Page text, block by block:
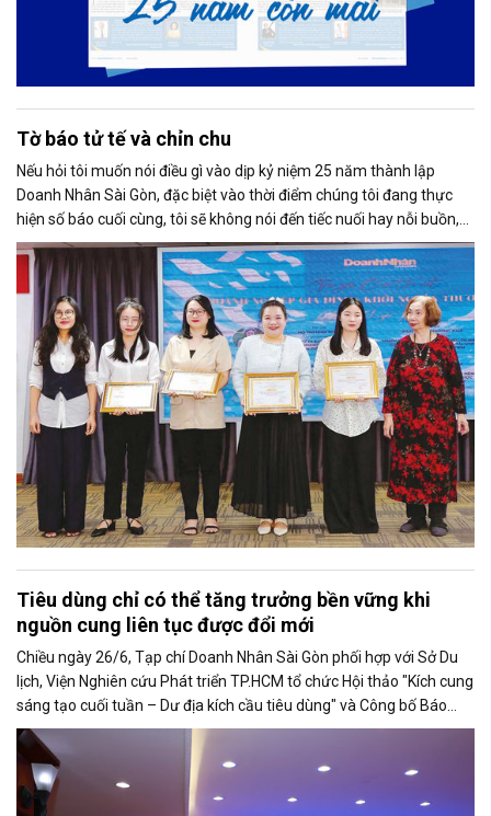
Tờ báo tử tế và chỉn chu
Nếu hỏi tôi muốn nói điều gì vào dịp kỷ niệm 25 năm thành lập
Doanh Nhân Sài Gòn, đặc biệt vào thời điểm chúng tôi đang thực
hiện số báo cuối cùng, tôi sẽ không nói đến tiếc nuối hay nỗi buồn,
thay vào đó là niềm tự hào. Bởi khi nghĩ về Doanh Nhân Sài Gòn, tôi
luôn nghĩ đó là một tờ báo “tử tế, chỉn chu”. Những điều tưởng như
rất bình thường ấy đã nuôi dưỡng tôi suốt 25 năm làm nghề. Và có
lẽ sẽ còn theo tôi đến hết cuộc đời cầm bút.
Tiêu dùng chỉ có thể tăng trưởng bền vững khi
nguồn cung liên tục được đổi mới
Chiều ngày 26/6, Tạp chí Doanh Nhân Sài Gòn phối hợp với Sở Du
lịch, Viện Nghiên cứu Phát triển TP.HCM tổ chức Hội thảo "Kích cung
sáng tạo cuối tuần – Dư địa kích cầu tiêu dùng" và Công bố Báo
cáo năng lực phát triển doanh nghiệp TP.HCM năm 2025. Trân
trọng giới thiệu phát biểu của ông Võ Hồng Sơn - Trưởng đại diện
Văn phòng Bộ Công Thương khu vực phía Nam tại Hội thảo.